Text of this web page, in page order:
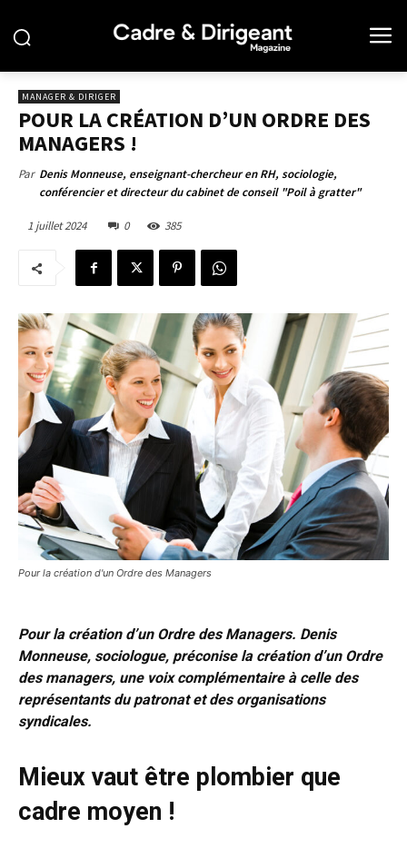
MANAGER & DIRIGER
POUR LA CRÉATION D’UN ORDRE DES
MANAGERS !
Par Denis Monneuse, enseignant-chercheur en RH, sociologie,
conférencier et directeur du cabinet de conseil "Poil à gratter"
1 juillet 2024 0 385
Pour la création d'un Ordre des Managers
Pour la création d’un Ordre des Managers. Denis
Monneuse, sociologue, préconise la création d’un Ordre
des managers, une voix complémentaire à celle des
représentants du patronat et des organisations
syndicales.
Mieux vaut être plombier que
cadre moyen !